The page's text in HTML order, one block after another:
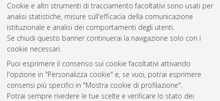
Cookie e altri strumenti di tracciamento facoltativi sono usati per
analisi statistiche, misure sull'efficacia della comunicazione
istituzionale e analisi dei comportamenti degli utenti.
Se chiudi questo banner continuerai la navigazione solo con i
cookie necessari.
Puoi esprimere il consenso sui cookie facoltativi attivando
l'opzione in "Personalizza cookie" e, se vuoi, potrai esprimere
consensi più specifici in "Mostra cookie di profilazione".
Potrai sempre rivedere le tue scelte e verificare lo stato dei
Questa lista e' stata generata ilSat Aug 8 20:46:47 2026
Atom
Rss 1.0
Rss 2.0